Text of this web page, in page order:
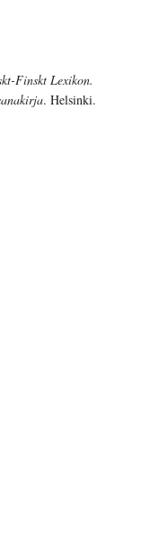
Finskt Lexikon.
. Helsinki.